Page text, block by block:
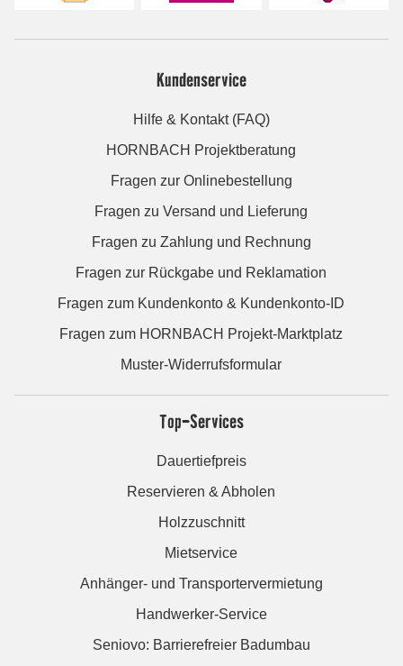
Kundenservice
Hilfe & Kontakt (FAQ)
HORNBACH Projektberatung
Fragen zur Onlinebestellung
Fragen zu Versand und Lieferung
Fragen zu Zahlung und Rechnung
Fragen zur Rückgabe und Reklamation
Fragen zum Kundenkonto & Kundenkonto-ID
Fragen zum HORNBACH Projekt-Marktplatz
Muster-Widerrufsformular
Top-Services
Dauertiefpreis
Reservieren & Abholen
Holzzuschnitt
Mietservice
Anhänger- und Transportervermietung
Handwerker-Service
Seniovo: Barrierefreier Badumbau